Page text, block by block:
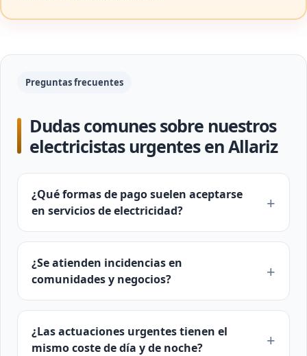
Preguntas frecuentes
Dudas comunes sobre nuestros
electricistas urgentes en Allariz
¿Qué formas de pago suelen aceptarse
en servicios de electricidad?
¿Se atienden incidencias en
comunidades y negocios?
¿Las actuaciones urgentes tienen el
mismo coste de día y de noche?